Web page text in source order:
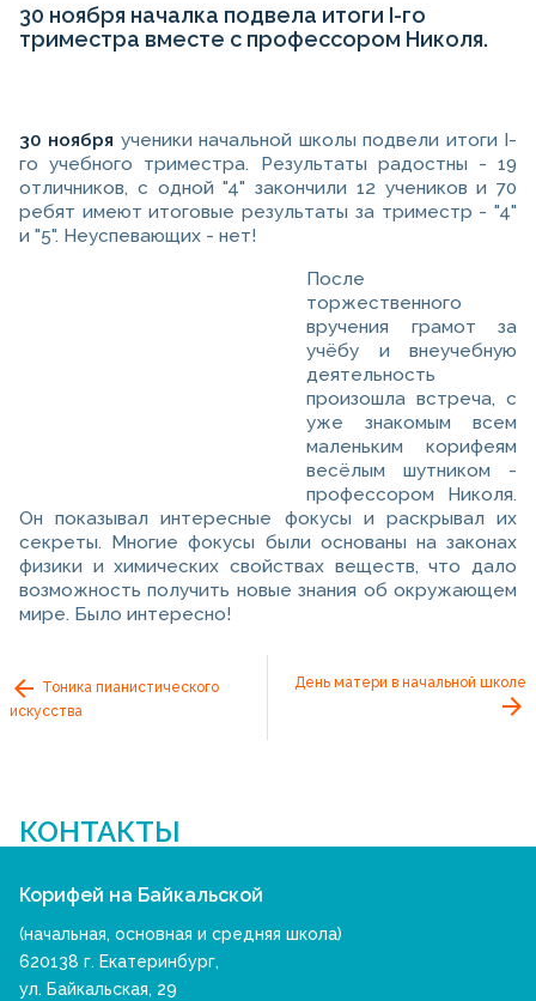
30 ноября началка подвела итоги I-го
триместра вместе с профессором Николя.
30 ноября ученики начальной школы подвели итоги I-
го учебного триместра. Результаты радостны - 19
отличников, с одной "4" закончили 12 учеников и 70
ребят имеют итоговые результаты за триместр - "4"
и "5". Неуспевающих - нет!
После
торжественного
вручения грамот за
учёбу и внеучебную
деятельность
произошла встреча, с
уже знакомым всем
маленьким корифеям
весёлым шутником -
профессором Николя.
Он показывал интересные фокусы и раскрывал их
секреты. Многие фокусы были основаны на законах
физики и химических свойствах веществ, что дало
возможность получить новые знания об окружающем
мире. Было интересно!
Тоника пианистического
искусства
День матери в начальной школе
КОНТАКТЫ
Корифей на Байкальской
(начальная, основная и средняя школа)
620138 г. Екатеринбург,
ул. Байкальская, 29